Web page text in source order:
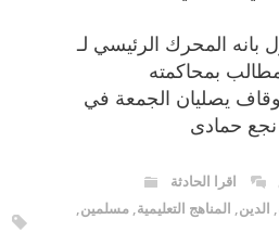
بانه المحرك الرئيسي لـ
بمحاكمته
يصليان الجمعة في
حمادى
اقرا الحادثة
, الدين, المناهج التعليمية,مسلمين,